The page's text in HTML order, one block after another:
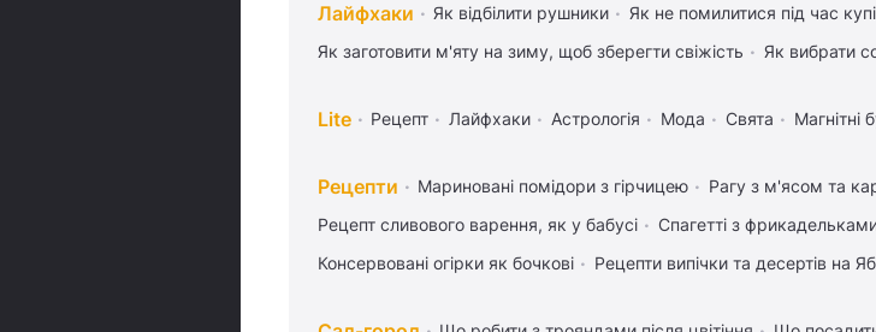
Лайфхаки Як відбілити рушники Як не помилитися під час
Як заготовити м'яту на зиму, щоб зберегти свіжість
Як вибрати
Lite Рецепт Лайфхаки Астрологія Мода Свята Магнітні
Рецепти Мариновані помідори з гірчицею Рагу з м'ясом та
Рецепт сливового варення, як у бабусі
Спагетті з
Консервовані огірки як бочкові
Рецепти випічки та десертів на